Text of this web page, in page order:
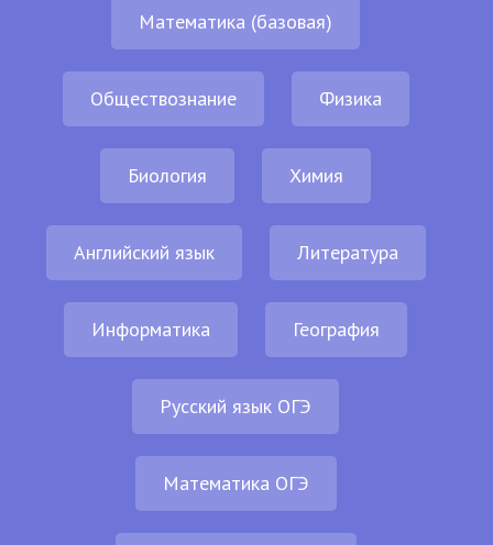
Математика (базовая)
Обществознание Физика
Биология Химия
Английский язык Литература
Информатика География
Русский язык ОГЭ
Математика ОГЭ